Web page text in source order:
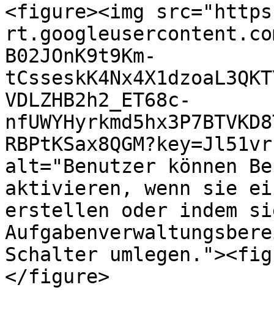
<figure><img
B02JOnK9t9Km-
VDLZHB2h2_ET68c-
alt="Benutzer können
aktivieren, wenn sie
erstellen oder indem
Schalter
</figure>